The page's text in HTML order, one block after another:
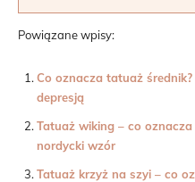
Powiązane wpisy:
Co oznacza tatuaż
depresją
Tatuaż wiking – co
nordycki wzór
Tatuaż krzyż na szyi – co